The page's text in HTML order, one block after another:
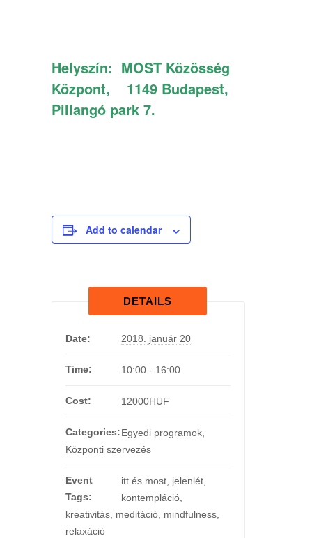
Helyszín: MOST Közösség
Központ, 1149 Budapest,
Pillangó park 7.
Add to calendar
DETAILS
Date: 2018. január 20
Time: 10:00 - 16:00
Cost: 12000HUF
Categories:Egyedi programok,
Központi szervezés
Event
Tags:
itt és most, jelenlét,
kontempláció,
kreativitás, meditáció, mindfulness,
relaxáció